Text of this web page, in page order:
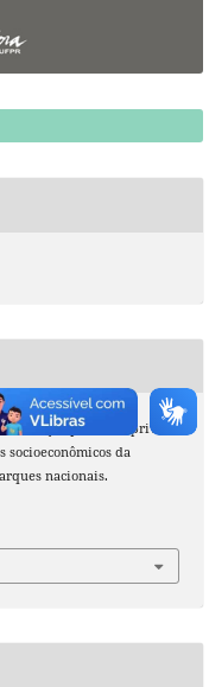
Atuação pública e privada
socioeconômicos da
nacionais.